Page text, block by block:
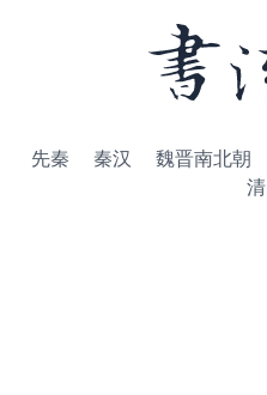
先秦 秦汉 魏晋南北朝
清